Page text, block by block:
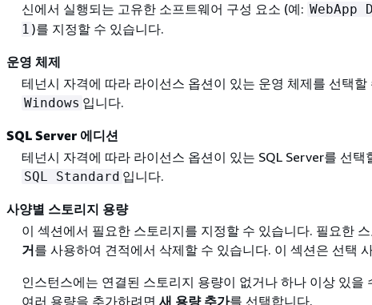
신에서 실행되는 고유한 소프트웨어 구성 요소 (예: WebApp
1 )를 지정할 수 있습니다.
운영 체제
테넌시 자격에 따라 라이선스 옵션이 있는 운영 체제를 선택할
Windows 입니다.
SQL Server 에디션
테넌시 자격에 따라 라이선스 옵션이 있는 SQL Server를 선택
SQL Standard 입니다.
사양별 스토리지 용량
이 섹션에서 필요한 스토리지를 지정할 수 있습니다. 필요한
거를 사용하여 견적에서 삭제할 수 있습니다. 이 섹션은 선택
인스턴스에는 연결된 스토리지 용량이 없거나 하나 이상 있을
여러 용량을 추가하려면 새 용량 추가를 선택합니다.